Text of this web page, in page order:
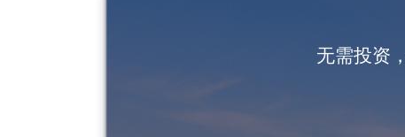
无需投资